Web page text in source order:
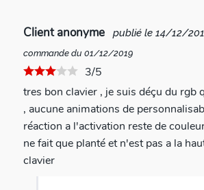
Client anonyme publié le 14/12/
commande du 01/12/2019
3/5
tres bon clavier , je suis déçu du rgb
, aucune animations de
réaction a l'activation reste de
ne fait que planté et n'est pas a la
clavier